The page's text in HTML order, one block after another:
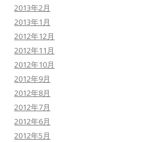
2013年2月
2013年1月
2012年12月
2012年11月
2012年10月
2012年9月
2012年8月
2012年7月
2012年6月
2012年5月